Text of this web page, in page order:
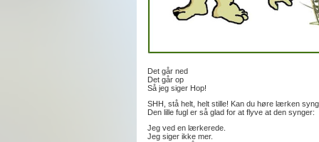
Det går ned
Det går op
Så jeg siger Hop!
SHH, stå helt, helt stille! Kan du høre lærken
Den lille fugl er så glad for at flyve at den synger:
Jeg ved en lærkerede.
Jeg siger ikke mer.